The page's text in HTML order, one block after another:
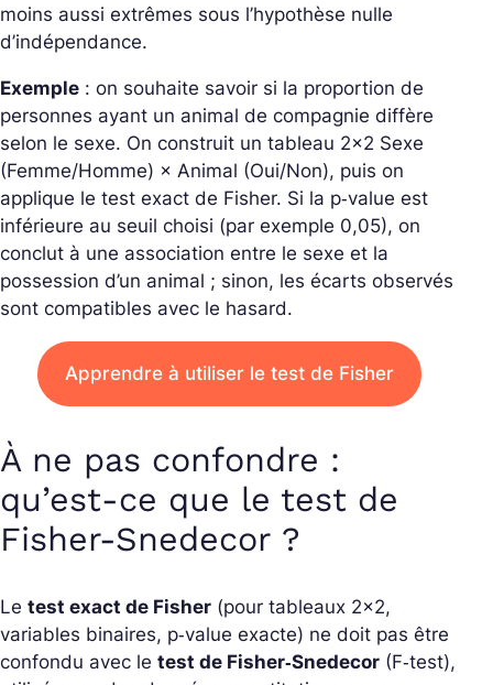
moins aussi extrêmes sous l’hypothèse nulle
d’indépendance.
Exemple : on souhaite savoir si la proportion de
personnes ayant un animal de compagnie diffère
selon le sexe. On construit un tableau 2×2 Sexe
(Femme/Homme) × Animal (Oui/Non), puis on
applique le test exact de Fisher. Si la p‑value est
inférieure au seuil choisi (par exemple 0,05), on
conclut à une association entre le sexe et la
possession d’un animal ; sinon, les écarts observés
sont compatibles avec le hasard.
Apprendre à utiliser le test de Fisher
À ne pas confondre :
qu’est-ce que le test de
Fisher‑Snedecor ?
Le test exact de Fisher (pour tableaux 2×2,
variables binaires, p‑value exacte) ne doit pas être
confondu avec le test de Fisher‑Snedecor (F‑test),